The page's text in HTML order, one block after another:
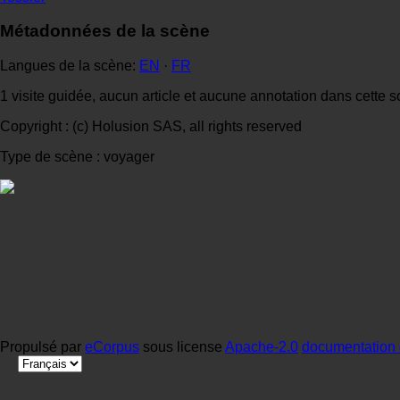
Métadonnées de la scène
Langues de la scène: EN · FR
1 visite guidée, aucun article et aucune annotation dans cette
Copyright : (c) Holusion SAS, all rights reserved
Type de scène : voyager
Propulsé par eCorpus sous license Apache-2.0 documentation